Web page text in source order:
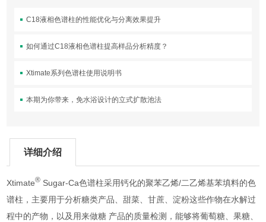
C18液相色谱柱的性能优化与分离效果提升
如何通过C18液相色谱柱提高样品分析精度？
Xtimate系列色谱柱使用说明书
本期为你带来，免水浴设计的立式扩散池法
详细介绍
Xtimate® Sugar-Ca色谱柱采用钙化的聚苯乙烯/二乙烯基苯填料的色
谱柱，主要用于分析糖类产品、甜菜、甘蔗、淀粉这些作物在水解过
程中的产物，以及用来做糖 产品的质量检测，能够将葡萄糖、果糖、